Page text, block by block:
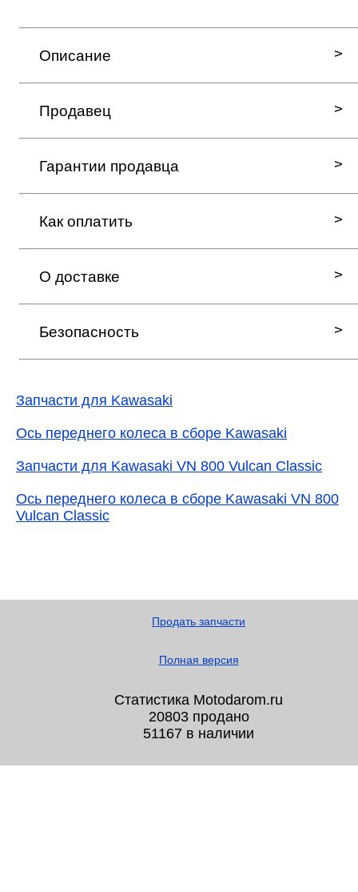
Описание
Продавец
Гарантии продавца
Как оплатить
О доставке
Безопасность
Запчасти для Kawasaki
Ось переднего колеса в сборе Kawasaki
Запчасти для Kawasaki VN 800 Vulcan Classic
Ось переднего колеса в сборе Kawasaki VN 800
Vulcan Classic
Продать запчасти
Полная версия
Статистика Motodarom.ru
20803 продано
51167 в наличии